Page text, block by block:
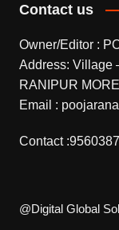
Contact us
Owner/Editor :
Address: Village
RANIPUR
Email :
Contact
@Digital Global